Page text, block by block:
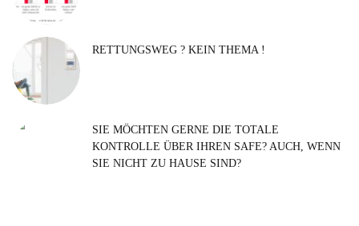
RETTUNGSWEG ? KEIN THEMA !
SIE MÖCHTEN GERNE DIE TOTALE
KONTROLLE ÜBER IHREN SAFE? AUCH, WENN
SIE NICHT ZU HAUSE SIND?